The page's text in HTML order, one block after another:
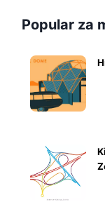
Popular za